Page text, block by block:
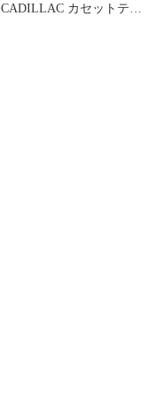
CADILLAC カセットテー